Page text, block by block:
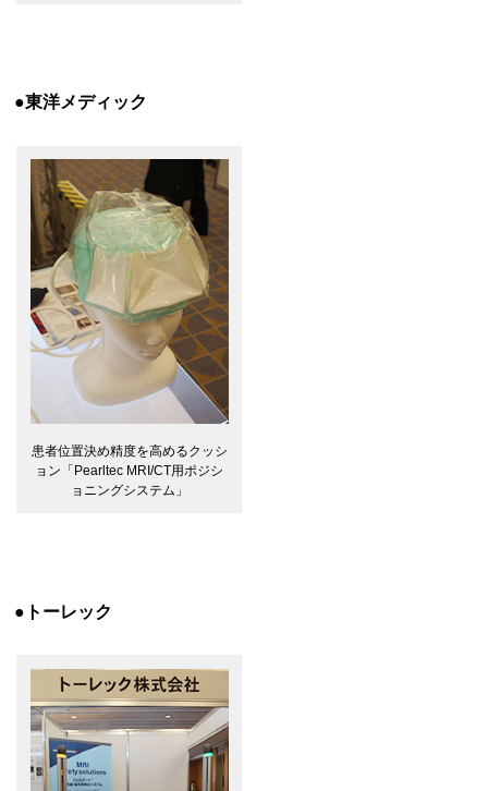
●東洋メディック
患者位置決め精度を高めるクッシ
ョン「Pearltec MRI/CT用ポジシ
ョニングシステム」
●トーレック